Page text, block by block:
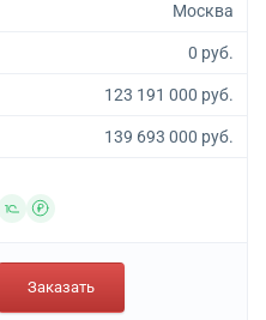
Москва
0 руб.
123 191 000 руб.
139 693 000 руб.
Заказать